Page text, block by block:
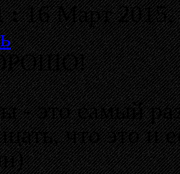
:16 Март 2015,
- это самый
что это и